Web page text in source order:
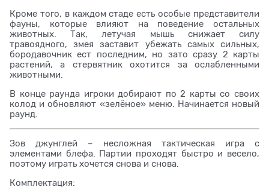
Кроме того, в каждом стаде есть особые представители
фауны, которые влияют на поведение остальных
животных. Так, летучая мышь снижает силу
травоядного, змея заставит убежать самых сильных,
бородавочник ест последним, но зато сразу 2 карты
растений, а стервятник охотится за ослабленными
животными.
В конце раунда игроки добирают по 2 карты со своих
колод и обновляют «зелёное» меню. Начинается новый
раунд.
Зов джунглей – несложная тактическая игра с
элементами блефа. Партии проходят быстро и весело,
поэтому играть хочется снова и снова.
Комплектация: